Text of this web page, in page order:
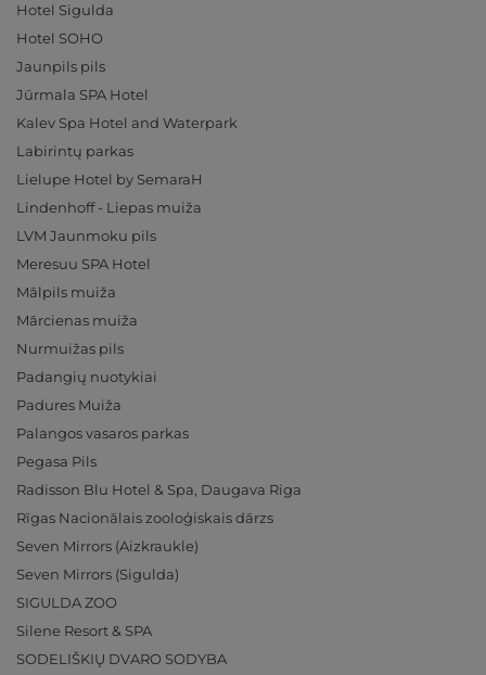
Hotel Sigulda
Hotel SOHO
Jaunpils pils
Jūrmala SPA Hotel
Kalev Spa Hotel and Waterpark
Labirintų parkas
Lielupe Hotel by SemaraH
Lindenhoff - Liepas muiža
LVM Jaunmoku pils
Meresuu SPA Hotel
Mālpils muiža
Mārcienas muiža
Nurmuižas pils
Padangių nuotykiai
Padures Muiža
Palangos vasaros parkas
Pegasa Pils
Radisson Blu Hotel & Spa, Daugava Riga
Rīgas Nacionālais zooloģiskais dārzs
Seven Mirrors (Aizkraukle)
Seven Mirrors (Sigulda)
SIGULDA ZOO
Silene Resort & SPA
SODELIŠKIŲ DVARO SODYBA